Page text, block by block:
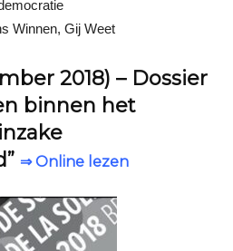
Winnen, Gij Weet
2018) – Dossier
binnen het
⇒ Online lezen